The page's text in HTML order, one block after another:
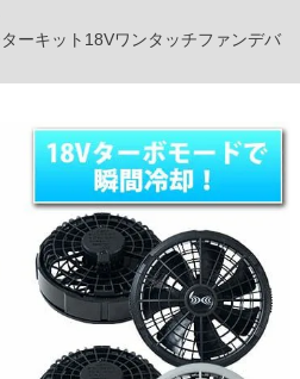
ーキット18Vワンタッチファンデバ